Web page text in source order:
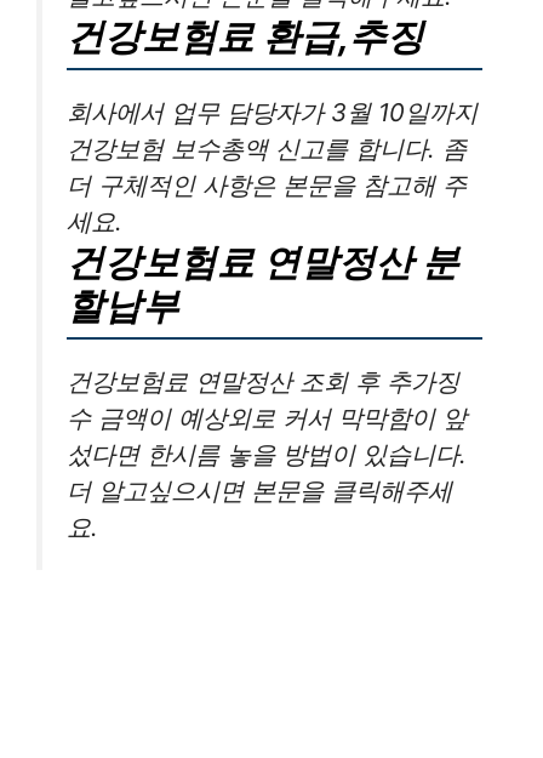
건강보험료 환급,추징
회사에서 업무 담당자가 3월 10일까지
건강보험 보수총액 신고를 합니다. 좀
더 구체적인 사항은 본문을 참고해 주
세요.
건강보험료 연말정산 분
할납부
건강보험료 연말정산 조회 후 추가징
수 금액이 예상외로 커서 막막함이 앞
섰다면 한시름 놓을 방법이 있습니다.
더 알고싶으시면 본문을 클릭해주세
요.